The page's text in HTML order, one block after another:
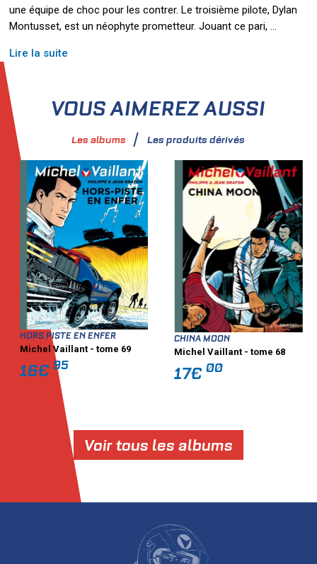
une équipe de choc pour les contrer. Le troisième pilote, Dylan
Montusset, est un néophyte prometteur. Jouant ce pari, ...
Lire la suite
VOUS AIMEREZ AUSSI
Les albums Les produits dérivés
HORS PISTE EN ENFER
Michel Vaillant - tome 69
16€ 95
CHINA MOON
Michel Vaillant - tome 68
17€00
Voir tous les albums